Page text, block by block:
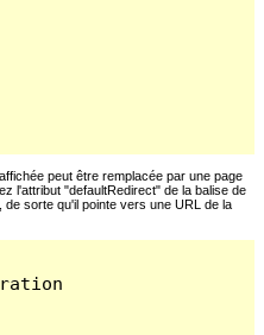
peut être remplacée par une page
l'attribut "defaultRedirect" de la balise de
sorte qu'il pointe vers une URL de la